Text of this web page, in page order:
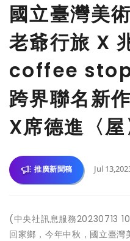
國立臺灣美
老爺行旅 X
coffee
跨界聯名新
X席德進〈屋
推廣新聞稿 Jul
(中央社訊息服務20230713
回家鄉，今年中秋，國立臺灣